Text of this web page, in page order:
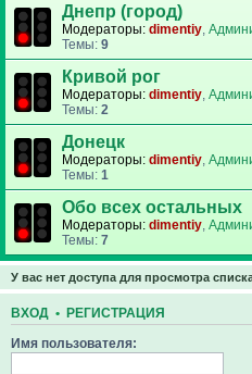
Днепр (город)
Модераторы: dimentiy,
Темы: 9
Кривой рог
Модераторы: dimentiy,
Темы: 2
Донецк
Модераторы: dimentiy,
Темы: 1
Обо всех остальных
Модераторы: dimentiy,
Темы: 7
У вас нет доступа для просмотра
ВХОД • РЕГИСТРАЦИЯ
Имя пользователя: